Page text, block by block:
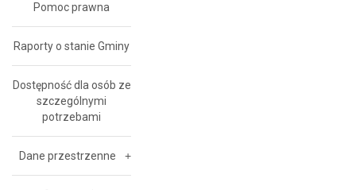
Pomoc prawna
Raporty o stanie Gminy
Dostępność dla osób ze
szczególnymi
potrzebami
Dane przestrzenne